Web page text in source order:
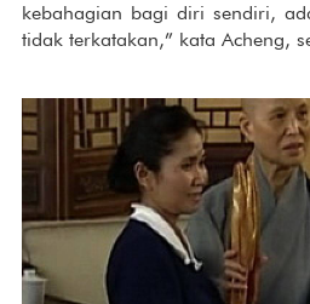
kebahagian bagi diri sendiri,
tidak terkatakan,” kata Acheng,